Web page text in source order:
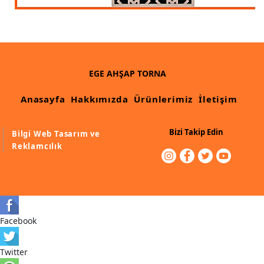
Muz Dilimi Rozet, Piramit İmalatı, Modelleri
Havalı ve Estetik Dekoratif Ürün İmalatı, Modelleri
Ham Ahşap Avangard Dolap Koltuk Ayak İmalatı Modelleri
Modell
EGE AHŞAP TORNA
Anasayfa Hakkımızda Ürünlerimiz İletişim
Bilgi Web Tasarım ve
Reklamcılık
Bizi Takip Edin
Facebook
Twitter